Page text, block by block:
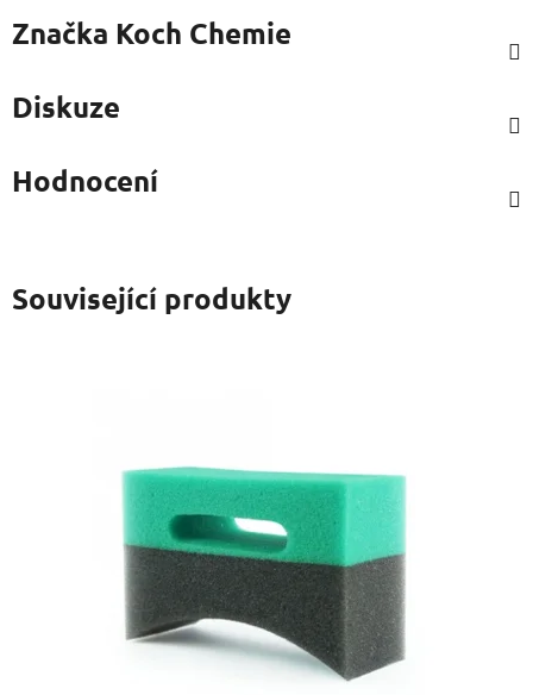
Značka Koch Chemie
Diskuze
Hodnocení
Související produkty